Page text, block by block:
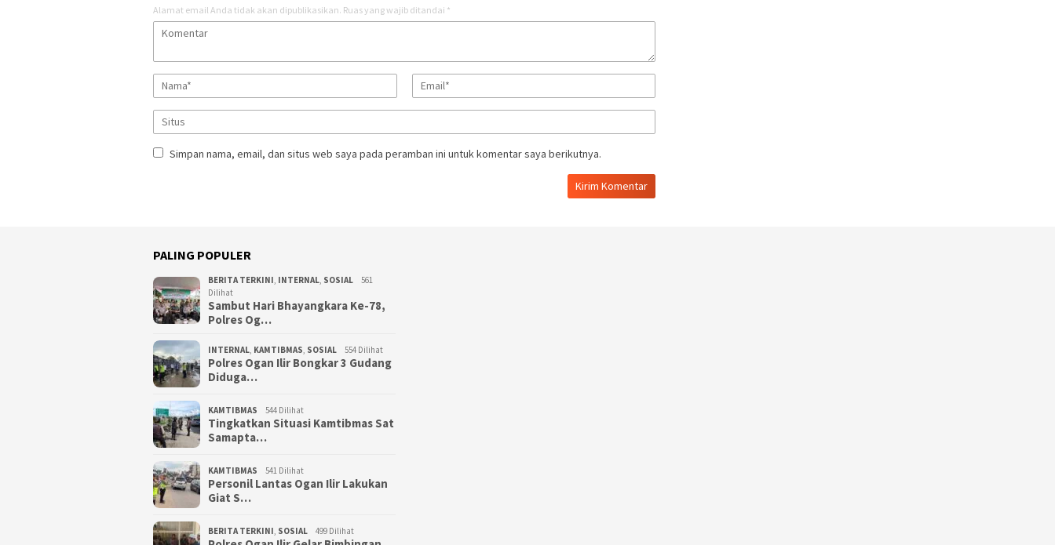
Alamat email Anda tidak akan dipublikasikan. Ruas yang wajib ditandai *
Simpan nama, email, dan situs web saya pada peramban ini untuk komentar saya berikutnya.
PALING POPULER
BERITA TERKINI, INTERNAL, SOSIAL
561
Dilihat
Sambut Hari Bhayangkara Ke-78,
Polres Og…
INTERNAL, KAMTIBMAS, SOSIAL 554 Dilihat
Polres Ogan Ilir Bongkar 3 Gudang
Diduga…
KAMTIBMAS 544 Dilihat
Tingkatkan Situasi Kamtibmas Sat
Samapta…
KAMTIBMAS 541 Dilihat
Personil Lantas Ogan Ilir Lakukan
Giat S…
BERITA TERKINI, SOSIAL 499 Dilihat